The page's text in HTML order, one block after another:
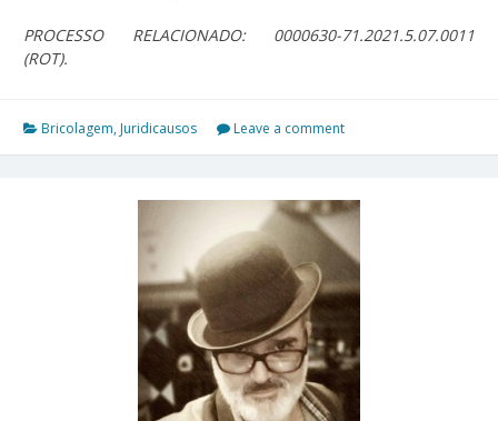
PROCESSO RELACIONADO: 0000630-71.2021.5.07.0011
(ROT).
Bricolagem, Juridicausos Leave a comment